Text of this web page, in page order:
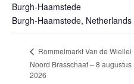
Burgh-Haamstede
Burgh-Haamstede, Netherlands
Rommelmarkt Van de Wiellei
Noord Brasschaat – 8 augustus
2026